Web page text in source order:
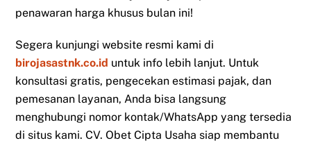
penawaran harga khusus bulan ini!
Segera kunjungi website resmi kami di
birojasastnk.co.id untuk info lebih lanjut. Untuk
konsultasi gratis, pengecekan estimasi pajak, dan
pemesanan layanan, Anda bisa langsung
menghubungi nomor kontak/WhatsApp yang tersedia
di situs kami. CV. Obet Cipta Usaha siap membantu